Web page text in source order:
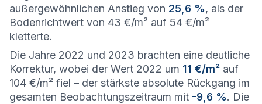
außergewöhnlichen Anstieg von 25,6 %, als der
Bodenrichtwert von 43 €/m² auf 54 €/m²
kletterte.
Die Jahre 2022 und 2023 brachten eine deutliche
Korrektur, wobei der Wert 2022 um 11 €/m² auf
104 €/m² fiel – der stärkste absolute Rückgang im
gesamten Beobachtungszeitraum mit -9,6 %. Die